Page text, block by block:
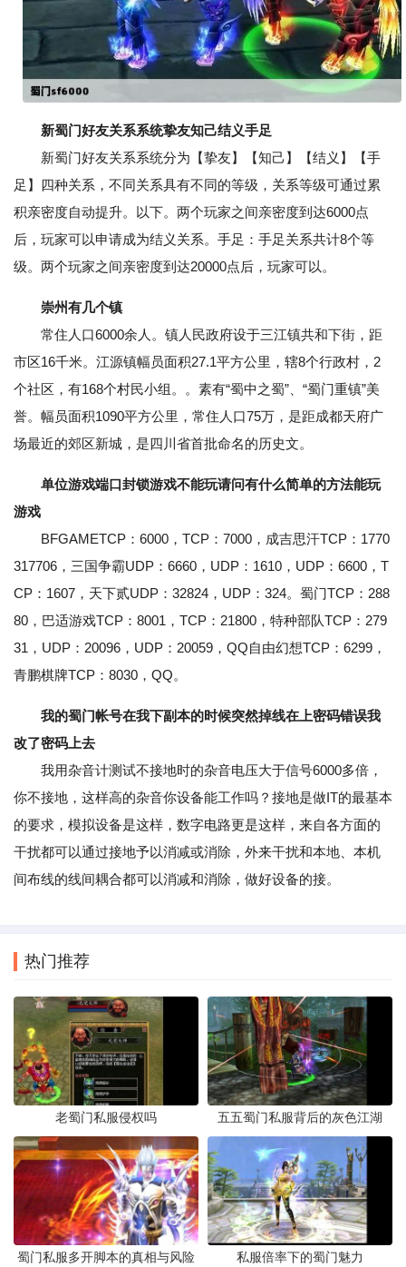
新蜀门好友关系系统挚友知己结义手足
新蜀门好友关系系统分为【挚友】【知己】【结义】【手
足】四种关系，不同关系具有不同的等级，关系等级可通过累
积亲密度自动提升。以下。两个玩家之间亲密度到达6000点
后，玩家可以申请成为结义关系。手足：手足关系共计8个等
级。两个玩家之间亲密度到达20000点后，玩家可以。
崇州有几个镇
常住人口6000余人。镇人民政府设于三江镇共和下街，距
市区16千米。江源镇幅员面积27.1平方公里，辖8个行政村，2
个社区，有168个村民小组。。素有“蜀中之蜀”、“蜀门重镇”美
誉。幅员面积1090平方公里，常住人口75万，是距成都天府广
场最近的郊区新城，是四川省首批命名的历史文。
单位游戏端口封锁游戏不能玩请问有什么简单的方法能玩
游戏
BFGAMETCP：6000，TCP：7000，成吉思汗TCP：1770
317706，三国争霸UDP：6660，UDP：1610，UDP：6600，T
CP：1607，天下贰UDP：32824，UDP：324。蜀门TCP：288
80，巴适游戏TCP：8001，TCP：21800，特种部队TCP：279
31，UDP：20096，UDP：20059，QQ自由幻想TCP：6299，
青鹏棋牌TCP：8030，QQ。
我的蜀门帐号在我下副本的时候突然掉线在上密码错误我
改了密码上去
我用杂音计测试不接地时的杂音电压大于信号6000多倍，
你不接地，这样高的杂音你设备能工作吗？接地是做IT的最基本
的要求，模拟设备是这样，数字电路更是这样，来自各方面的
干扰都可以通过接地予以消减或消除，外来干扰和本地、本机
间布线的线间耦合都可以消减和消除，做好设备的接。
热门推荐
老蜀门私服侵权吗 五五蜀门私服背后的灰色江湖
蜀门私服多开脚本的真相与风险 私服倍率下的蜀门魅力